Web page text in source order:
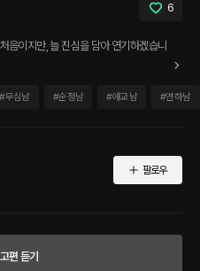
6
음이지만, 늘 진심을 담아 연기하겠습니
#무심남 #순정남 #애교남 #연하남
팔로우
편 듣기